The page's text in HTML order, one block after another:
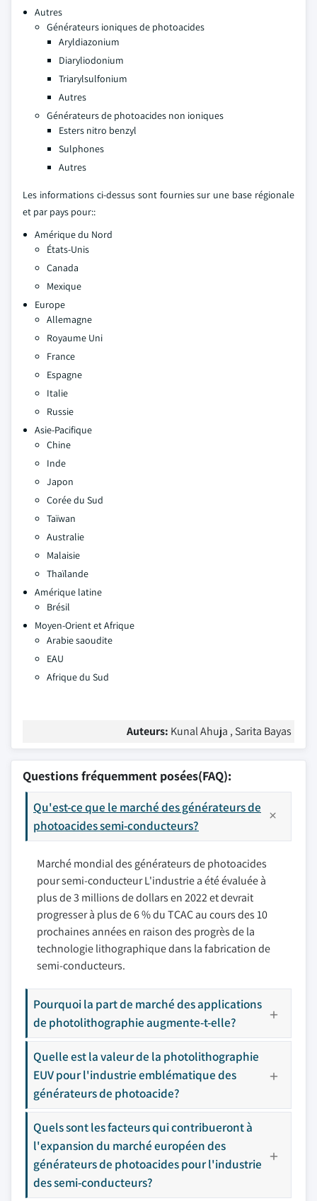
Autres
Générateurs ioniques de photoacides
Aryldiazonium
Diaryliodonium
Triarylsulfonium
Autres
Générateurs de photoacides non ioniques
Esters nitro benzyl
Sulphones
Autres
Les informations ci-dessus sont fournies sur une base régionale
et par pays pour::
Amérique du Nord
États-Unis
Canada
Mexique
Europe
Allemagne
Royaume Uni
France
Espagne
Italie
Russie
Asie-Pacifique
Chine
Inde
Japon
Corée du Sud
Taïwan
Australie
Malaisie
Thaïlande
Amérique latine
Brésil
Moyen-Orient et Afrique
Arabie saoudite
EAU
Afrique du Sud
Auteurs: Kunal Ahuja , Sarita Bayas
Questions fréquemment posées(FAQ):
Qu'est-ce que le marché des générateurs de
photoacides semi-conducteurs?
Marché mondial des générateurs de photoacides
pour semi-conducteur L'industrie a été évaluée à
plus de 3 millions de dollars en 2022 et devrait
progresser à plus de 6 % du TCAC au cours des 10
prochaines années en raison des progrès de la
technologie lithographique dans la fabrication de
semi-conducteurs.
Pourquoi la part de marché des applications
de photolithographie augmente-t-elle?
Quelle est la valeur de la photolithographie
EUV pour l'industrie emblématique des
générateurs de photoacide?
Quels sont les facteurs qui contribueront à
l'expansion du marché européen des
générateurs de photoacides pour l'industrie
des semi-conducteurs?